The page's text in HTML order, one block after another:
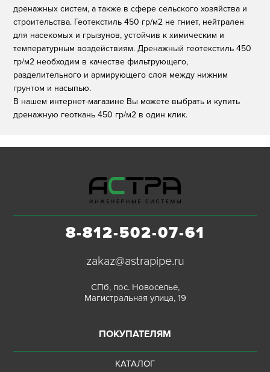
дренажных систем, а также в сфере сельского хозяйства и
строительства. Геотекстиль 450 гр/м2 не гниет, нейтрален
для насекомых и грызунов, устойчив к химическим и
температурным воздействиям. Дренажный геотекстиль 450
гр/м2 необходим в качестве фильтрующего,
разделительного и армирующего слоя между нижним
грунтом и насыпью.
В нашем интернет-магазине Вы можете выбрать и купить
дренажную геоткань 450 гр/м2 в один клик.
8-812-502-07-61
zakaz@astrapipe.ru
СПб, пос. Новоселье,
Магистральная улица, 19
ПОКУПАТЕЛЯМ
КАТАЛОГ